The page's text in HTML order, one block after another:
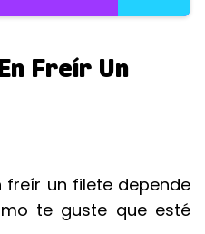
Freír Un
freír un filete depende
te guste que esté